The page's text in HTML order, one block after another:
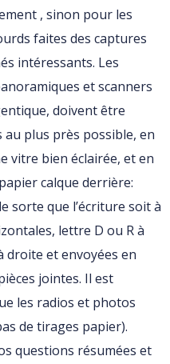
, sinon pour les
faites des captures
intéressants. Les
et scanners
doivent être
plus près possible, en
vitre bien éclairée, et en
calque derrière:
sorte que l’écriture soit à
lettre D ou R à
droite et envoyées en
jointes. Il est
les radios et photos
de tirages papier).
questions résumées et